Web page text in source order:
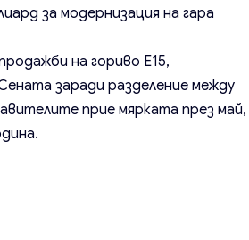
за модернизация на гара
на гориво E15,
заради разделение между
прие мярката през май,